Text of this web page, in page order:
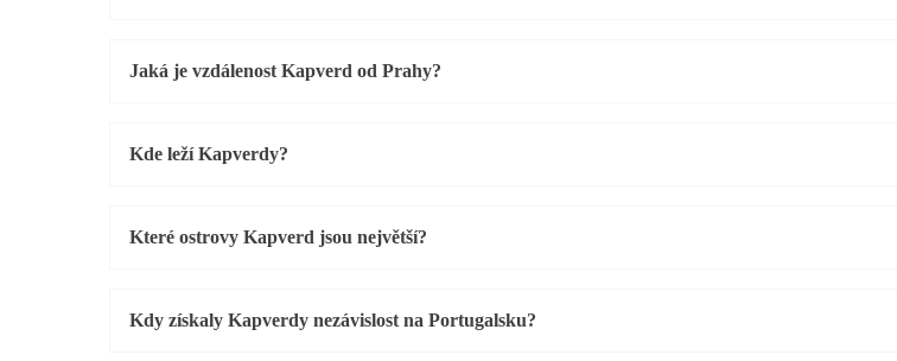
Jaká je vzdálenost Kapverd od Prahy?
Kde leží Kapverdy?
Které ostrovy Kapverd jsou největší?
Kdy získaly Kapverdy nezávislost na Portugalsku?